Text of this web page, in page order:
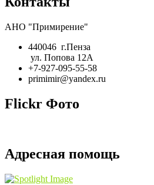
АНО "Примирение"
440046 г.Пенза
ул. Попова 12А
+7-927-095-55-58
primimir@yandex.ru
Flickr Фото
Адресная помощь